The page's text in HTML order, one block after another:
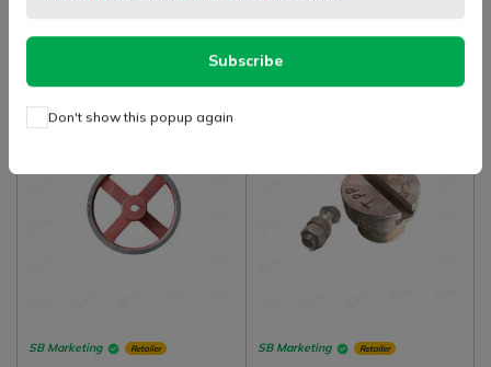
Subscribe
Don't show this popup again
SB Marketing Retailer SB Marketing Retailer